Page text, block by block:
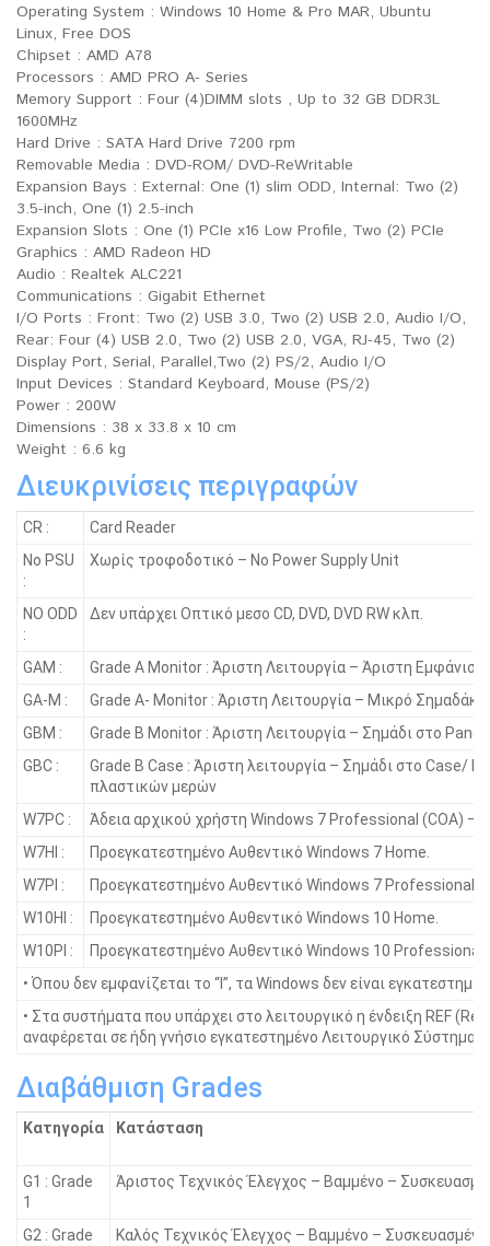
Operating System : Windows 10 Home & Pro MAR, Ubuntu
Linux, Free DOS
Chipset : AMD A78
Processors : AMD PRO A- Series
Memory Support : Four (4)DIMM slots , Up to 32 GB DDR3L
1600MHz
Hard Drive : SATA Hard Drive 7200 rpm
Removable Media : DVD-ROM/ DVD-ReWritable
Expansion Bays : External: One (1) slim ODD, Internal: Two (2)
3.5-inch, One (1) 2.5-inch
Expansion Slots : One (1) PCIe x16 Low Profile, Two (2) PCIe
Graphics : AMD Radeon HD
Audio : Realtek ALC221
Communications : Gigabit Ethernet
I/O Ports : Front: Two (2) USB 3.0, Two (2) USB 2.0, Audio I/O,
Rear: Four (4) USB 2.0, Two (2) USB 2.0, VGA, RJ-45, Two (2)
Display Port, Serial, Parallel,Two (2) PS/2, Audio I/O
Input Devices : Standard Keyboard, Mouse (PS/2)
Power : 200W
Dimensions : 38 x 33.8 x 10 cm
Weight : 6.6 kg
Διευκρινίσεις περιγραφών
CR :
Card Reader
No PSU
:
Χωρίς τροφοδοτικό – No Power Supply Unit
NO ODD
:
Δεν υπάρχει Οπτικό μεσο CD, DVD, DVD RW κλπ.
GAM :
Grade A Monitor : Άριστη Λειτουργία – Άριστη Εμφάνιση
GA-M :
Grade A- Monitor : Άριστη Λειτουργία – Μικρό
GBM :
Grade B Monitor : Άριστη Λειτουργία – Σημάδι στο
GBC :
Grade B Case : Άριστη λειτουργία – Σημάδι στο Case/
πλαστικών μερών
W7PC :
Άδεια αρχικού χρήστη Windows 7 Professional (COA) –
W7HI :
Προεγκατεστημένο Αυθεντικό Windows 7 Home.
W7PI :
Προεγκατεστημένο Αυθεντικό Windows 7 Professional.
W10HI :
Προεγκατεστημένο Αυθεντικό Windows 10 Home.
W10PI :
Προεγκατεστημένο Αυθεντικό Windows 10 Professional.
• Όπου δεν εμφανίζεται το “I”, τα Windοws δεν είναι
• Στα συστήματα που υπάρχει στο λειτουργικό η ένδειξη REF
αναφέρεται σε ήδη γνήσιο εγκατεστημένο Λειτουργικό Σύστημα.
Διαβάθμιση Grades
Κατηγορία Κατάσταση
G1 : Grade
1
Άριστος Τεχνικός Έλεγχος – Βαμμένο –
G2 : Grade
Καλός Τεχνικός Έλεγχος – Βαμμένο – Συσκευασμένο